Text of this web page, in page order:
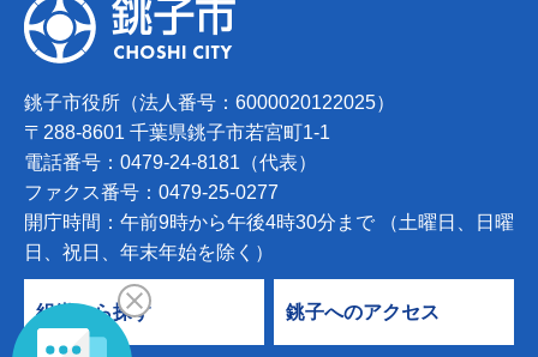
銚子市役所（法人番号：6000020122025）
〒288-8601 千葉県銚子市若宮町1-1
電話番号：0479-24-8181（代表）
ファクス番号：0479-25-0277
開庁時間：午前9時から午後4時30分まで （土曜日、日曜
日、祝日、年末年始を除く）
組織から探す 銚子へのアクセス